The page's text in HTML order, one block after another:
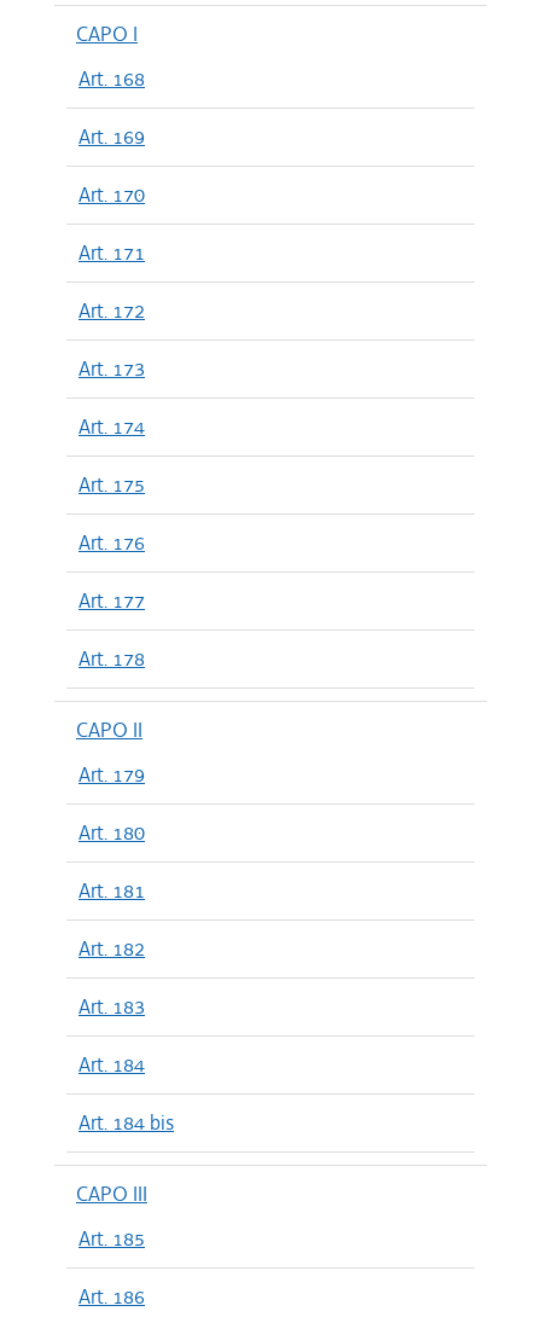
CAPO I
Art. 168
Art. 169
Art. 170
Art. 171
Art. 172
Art. 173
Art. 174
Art. 175
Art. 176
Art. 177
Art. 178
CAPO II
Art. 179
Art. 180
Art. 181
Art. 182
Art. 183
Art. 184
Art. 184 bis
CAPO III
Art. 185
Art. 186